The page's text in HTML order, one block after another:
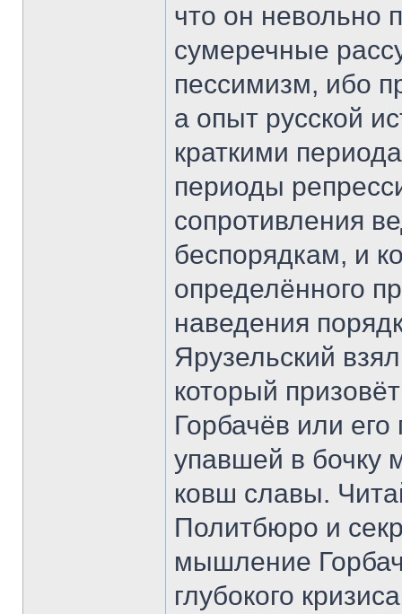
что он невольно
сумеречные
пессимизм, ибо
а опыт русской
краткими
периоды
сопротивления
беспорядкам, и
определённого
наведения
Ярузельский
который
Горбачёв или
упавшей в бочку
ковш славы.
Политбюро и
мышление
глубокого